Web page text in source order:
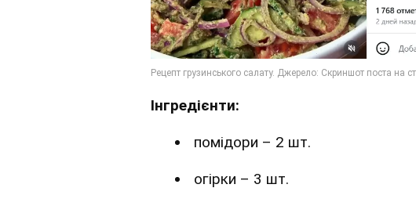
Інгредієнти:
помідори – 2 шт.
огірки – 3 шт.